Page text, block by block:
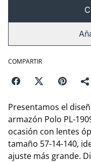
COMPARTIR
Presentamos el
armazón Polo PL-
ocasión con lentes
tamaño 57-14-140,
ajuste más grande.